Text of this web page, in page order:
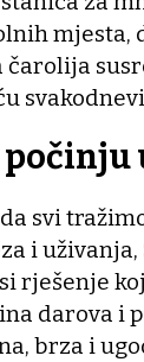
mjesta,
čarolija
svi
i uživanja,
rješenje
darova i
brza i